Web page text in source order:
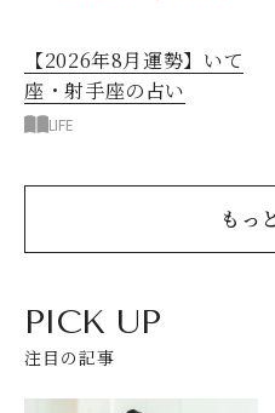
【2026年8月運勢】いて
座・射手座の占い
LIFE
もっ
PICK UP
注目の記事